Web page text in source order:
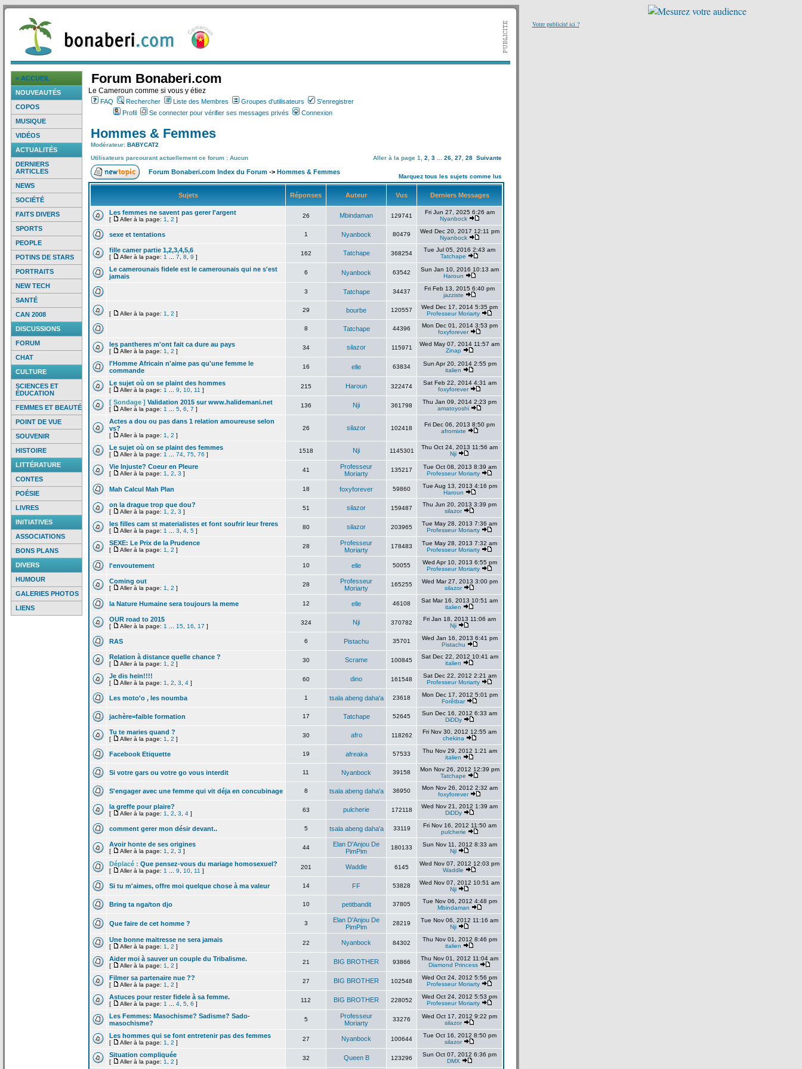
> ACCUEIL
NOUVEAUTÉS
COPOS
MUSIQUE
VIDÉOS
ACTUALITÉS
DERNIERS
ARTICLES
NEWS
SOCIÉTÉ
FAITS DIVERS
SPORTS
PEOPLE
POTINS DE STARS
PORTRAITS
NEW TECH
SANTÉ
CAN 2008
DISCUSSIONS
FORUM
CHAT
CULTURE
SCIENCES ET
ÉDUCATION
FEMMES ET BEAUTÉ
POINT DE VUE
SOUVENIR
HISTOIRE
LITTÉRATURE
CONTES
POÉSIE
LIVRES
INITIATIVES
ASSOCIATIONS
BONS PLANS
DIVERS
HUMOUR
GALERIES PHOTOS
LIENS
Forum Bonaberi.com
Le Cameroun comme si vous y étiez
FAQ Rechercher Liste des Membres Groupes d'utilisateurs
S'enregistrer
Profil
Se connecter pour vérifier ses messages privés Connexion
Hommes & Femmes
Modérateur: BABYCAT2
Utilisateurs parcourant actuellement ce forum : Aucun
Aller à la page 1 2 3 26 27 28 Suivante
Forum Bonaberi.com Index du Forum -> Hommes & Femmes
Marquez tous les sujets comme lus
Sujets Réponses Auteur Vus Derniers Messages
Les femmes ne savent pas gerer l'argent
[ Aller à la page: 1 2 ]
26 Mbindaman 129741
Fri Jun 27, 2025 6:26 am
Nyanbock
sexe et tentations 1 Nyanbock 80479
Wed Dec 20, 2017 12:11 pm
Nyanbock
fille camer partie 1,2,3,4,5,6
[ Aller à la page: 1 7 8 9 ]
162 Tatchape 368254
Tue Jul 05, 2016 2:43 am
Tatchape
Le camerounais fidele est le camerounais qui ne s'est
jamais
6 Nyanbock 63542
Sun Jan 10, 2016 10:13 am
Haroun
3 Tatchape 34437
Fri Feb 13, 2015 6:40 pm
jazziste
[ Aller à la page: 1 2 ]
29 bourbe 120557
Wed Dec 17, 2014 5:35 pm
Professeur Moriarty
8 Tatchape 44396
Mon Dec 01, 2014 3:53 pm
foxyforever
les pantheres m'ont fait ca dure au pays
[ Aller à la page: 1 2 ]
34 silazor 115971
Wed May 07, 2014 11:57 am
Zinap
l'Homme Africain n'aime pas qu'une femme le
commande
16 elle 63834
Sun Apr 20, 2014 2:55 pm
italien
Le sujet où on se plaint des hommes
[ Aller à la page: 1 9 10 11 ]
215 Haroun 322474
Sat Feb 22, 2014 4:31 am
foxyforever
[ Sondage ] Validation 2015 sur www.halidemani.net
[ Aller à la page: 1 5 6 7 ]
136 Nji 361798
Thu Jan 09, 2014 2:23 pm
amatoyoshi
Actes a dou ou pas dans 1 relation amoureuse selon
vs?
[ Aller à la page: 1 2 ]
26 silazor 102418
Fri Dec 06, 2013 8:50 pm
afromixte
Le sujet où on se plaint des femmes
[ Aller à la page: 1 74 75 76 ]
1518 Nji 1145301
Thu Oct 24, 2013 11:56 am
Nji
Vie Injuste? Coeur en Pleure
[ Aller à la page: 1 2 3 ]
41
Professeur
Moriarty
135217
Tue Oct 08, 2013 8:39 am
Professeur Moriarty
Mah Calcul Mah Plan 18 foxyforever 59860
Tue Aug 13, 2013 4:16 pm
Haroun
on la drague trop que dou?
[ Aller à la page: 1 2 3 ]
51 silazor 159487
Thu Jun 20, 2013 3:39 pm
silazor
les filles cam st materialistes et font soufrir leur freres
[ Aller à la page: 1 3 4 5 ]
80 silazor 203965
Tue May 28, 2013 7:36 am
Professeur Moriarty
SEXE: Le Prix de la Prudence
[ Aller à la page: 1 2 ]
28
Professeur
Moriarty
178483
Tue May 28, 2013 7:32 am
Professeur Moriarty
l'envoutement 10 elle 50055
Wed Apr 10, 2013 6:55 pm
Professeur Moriarty
Coming out
[ Aller à la page: 1 2 ]
28
Professeur
Moriarty
165255
Wed Mar 27, 2013 3:00 pm
silazor
la Nature Humaine sera toujours la meme 12 elle 46108
Sat Mar 16, 2013 10:51 am
italien
OUR road to 2015
[ Aller à la page: 1 15 16 17 ]
324 Nji 370782
Fri Jan 18, 2013 11:06 am
Nji
RAS 6 Pistachu 35701
Wed Jan 16, 2013 6:41 pm
Pistachu
Relation à distance quelle chance ?
[ Aller à la page: 1 2 ]
30 Scrame 100845
Sat Dec 22, 2012 10:41 am
italien
Je dis hein!!!!
[ Aller à la page: 1 2 3 4 ]
60 dino 161548
Sat Dec 22, 2012 2:21 am
Professeur Moriarty
Les moto'o , les noumba 1 tsala abeng daha'a 23618
Mon Dec 17, 2012 5:01 pm
Forêtbar
jachère=faible formation 17 Tatchape 52645
Sun Dec 16, 2012 6:33 am
DiDDy
Tu te maries quand ?
[ Aller à la page: 1 2 ]
30 afro 118262
Fri Nov 30, 2012 12:55 am
chekina
Facebook Etiquette 19 afreaka 57533
Thu Nov 29, 2012 1:21 am
italien
Si votre gars ou votre go vous interdit 11 Nyanbock 39158
Mon Nov 26, 2012 12:39 pm
Tatchape
S'engager avec une femme qui vit déja en concubinage 8 tsala abeng daha'a 36950
Mon Nov 26, 2012 2:32 am
foxyforever
la greffe pour plaire?
[ Aller à la page: 1 2 3 4 ]
63 pulcherie 172118
Wed Nov 21, 2012 1:39 am
DiDDy
comment gerer mon désir devant.. 5 tsala abeng daha'a 33119
Fri Nov 16, 2012 11:50 am
pulcherie
Avoir honte de ses origines
[ Aller à la page: 1 2 3 ]
44
Elan D'Anjou De
PimPim
180133
Sun Nov 11, 2012 8:33 am
Nji
Déplacé : Que pensez-vous du mariage homosexuel?
[ Aller à la page: 1 9 10 11 ]
201 Waddle 6145
Wed Nov 07, 2012 12:03 pm
Waddle
Si tu m'aimes, offre moi quelque chose à ma valeur 14 FF 53828
Wed Nov 07, 2012 10:51 am
Nji
Bring ta nga/ton djo 10 petitbandit 37805
Tue Nov 06, 2012 4:48 pm
Mbindaman
Que faire de cet homme ? 3
Elan D'Anjou De
PimPim
28219
Tue Nov 06, 2012 11:16 am
Nji
Une bonne maitresse ne sera jamais
[ Aller à la page: 1 2 ]
22 Nyanbock 84302
Thu Nov 01, 2012 8:46 pm
italien
Aider moi à sauver un couple du Tribalisme.
[ Aller à la page: 1 2 ]
21 BIG BROTHER 93866
Thu Nov 01, 2012 11:04 am
Diamond Princess
Filmer sa partenaire nue ??
[ Aller à la page: 1 2 ]
27 BIG BROTHER 102548
Wed Oct 24, 2012 5:56 pm
Professeur Moriarty
Astuces pour rester fidele à sa femme.
[ Aller à la page: 1 4 5 6 ]
112 BIG BROTHER 228052
Wed Oct 24, 2012 5:53 pm
Professeur Moriarty
Les Femmes: Masochisme? Sadisme? Sado-
masochisme?
5
Professeur
Moriarty
33276
Wed Oct 17, 2012 9:22 pm
silazor
Les hommes qui se font entretenir pas des femmes
[ Aller à la page: 1 2 ]
27 Nyanbock 100644
Tue Oct 16, 2012 8:50 pm
silazor
Situation compliquée
[ Aller à la page: 1 2 ]
32 Queen B 123296
Sun Oct 07, 2012 6:36 pm
DMX
Votre publicité ici ?